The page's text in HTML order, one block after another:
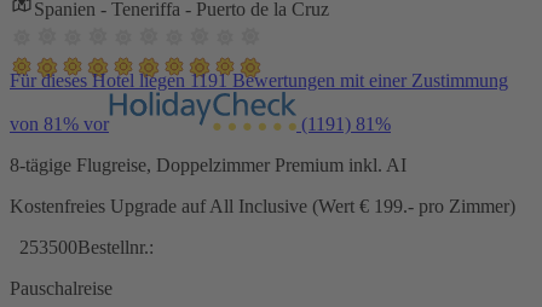
Spanien - Teneriffa - Puerto de la Cruz
Für dieses Hotel liegen 1191 Bewertungen mit einer Zustimmung
von 81% vor (1191) 81%
8-tägige Flugreise, Doppelzimmer Premium inkl. AI
Kostenfreies Upgrade auf All Inclusive (Wert € 199.- pro Zimmer)
253500Bestellnr.:
Pauschalreise